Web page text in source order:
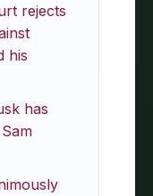
rejects
his
has